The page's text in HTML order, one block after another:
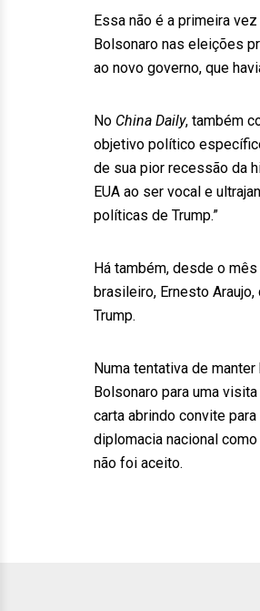
Essa não é a primeira
Bolsonaro nas eleições
ao novo governo, que
No China Daily, também
objetivo político
de sua pior recessão da
EUA ao ser vocal e
políticas de Trump.”
Há também, desde o
brasileiro, Ernesto
Trump.
Numa tentativa de
Bolsonaro para uma
carta abrindo convite
diplomacia nacional
não foi aceito.